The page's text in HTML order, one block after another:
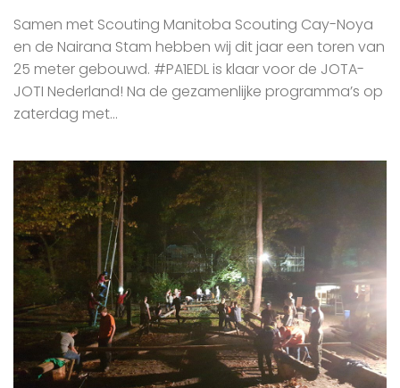
Samen met Scouting Manitoba Scouting Cay-Noya
en de Nairana Stam hebben wij dit jaar een toren van
25 meter gebouwd. #PA1EDL is klaar voor de JOTA-
JOTI Nederland! Na de gezamenlijke programma’s op
zaterdag met...